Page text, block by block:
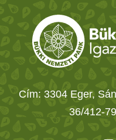
Cím: 3304 Eger,
36/412-